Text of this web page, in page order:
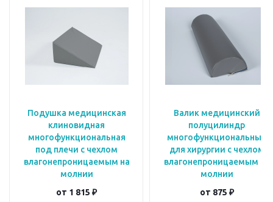
Подушка медицинская
клиновидная
многофункциональная
под плечи с чехлом
влагонепроницаемым на
молнии
от 1 815 ₽
Валик медицинский
полуцилиндр
многофункциональный
для хирургии с чехлом
влагонепроницаемым на
молнии
от 875 ₽